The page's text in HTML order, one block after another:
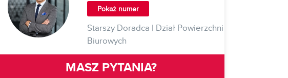
Pokaż numer
Starszy Doradca | Dział Powierzchni
Biurowych
MASZ PYTANIA?